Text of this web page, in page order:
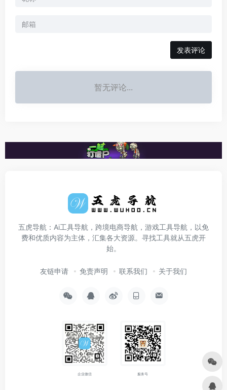
发表评论
暂无评论...
五虎导航：Ai工具导航，跨境电商导航，游戏工具导航，以免
费和优质内容为主体，汇集各大资源。寻找工具就从五虎开
始。
友链申请 免责声明 联系我们 关于我们
企业微信 服务号